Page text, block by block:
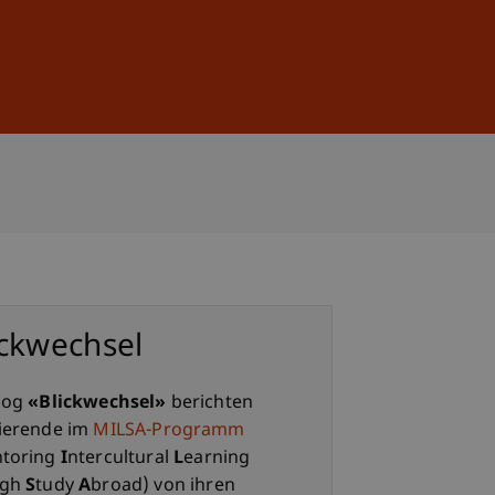
«Blickwechsel» berichten
im MILSA-Programm
Intercultural Learning
StudyAbroad) von ihren